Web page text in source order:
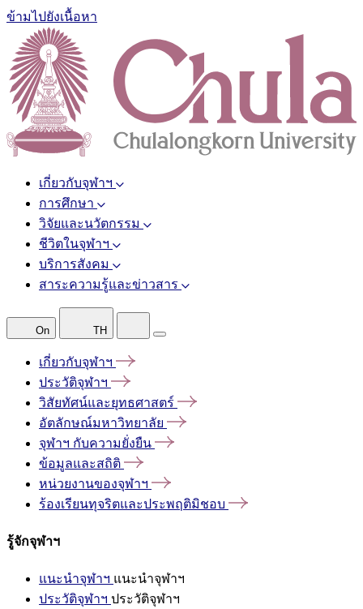
ข้ามไปยังเนื้อหา
เกี่ยวกับจุฬาฯ
การศึกษา
วิจัยและนวัตกรรม
ชีวิตในจุฬาฯ
บริการสังคม
สาระความรู้และข่าวสาร
On TH
เกี่ยวกับจุฬาฯ
ประวัติจุฬาฯ
วิสัยทัศน์และยุทธศาสตร์
อัตลักษณ์มหาวิทยาลัย
จุฬาฯ กับความยั่งยืน
ข้อมูลและสถิติ
หน่วยงานของจุฬาฯ
ร้องเรียนทุจริตและประพฤติมิชอบ
รู้จักจุฬาฯ
แนะนำจุฬาฯ แนะนำจุฬาฯ
ประวัติจุฬาฯ ประวัติจุฬาฯ